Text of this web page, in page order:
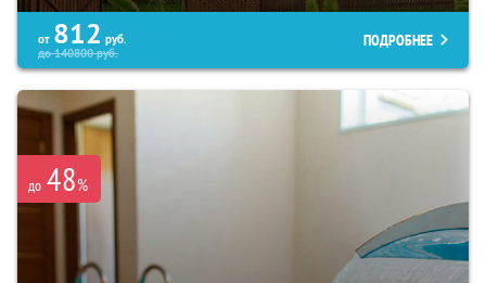
от 812 руб.
до140800руб.
ПОДРОБНЕЕ
до 48%